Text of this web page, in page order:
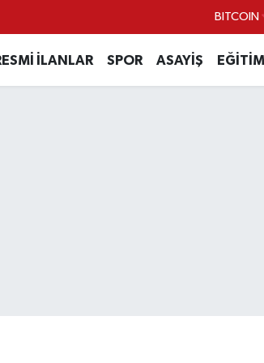
BITCOIN
İLANLAR SPOR ASAYİŞ EĞİTİM